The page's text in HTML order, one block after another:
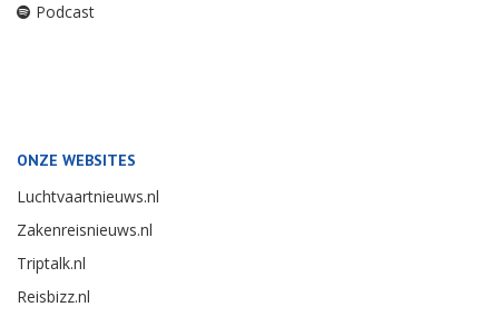
Podcast
ONZE WEBSITES
Luchtvaartnieuws.nl
Zakenreisnieuws.nl
Triptalk.nl
Reisbizz.nl